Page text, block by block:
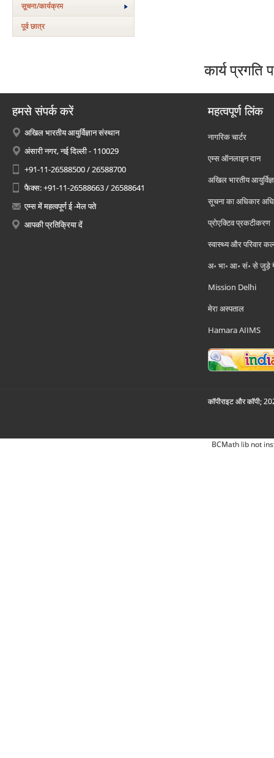
सूचना/कार्यक्रम
पूर्व छात्र
कार्य प्रगति
हमसे संपर्क करें
अखिल भारतीय आयुर्विज्ञान संस्थान
अंसारी नगर, नई दिल्ली - 110029
+91-11-26588500 / 26588700
फैक्स: +91-11-26588663 / 26588641
एम्स में महत्वपूर्ण ई -मेल पते
आपकी प्रतिक्रिया दें
महत्वपूर्ण लिंक
नागरिक चार्टर
एम्स ऑनलाइन दान
अखिल भारतीय
सूचना का अधिकार
प्रोएक्टिव प्रकटीकरण
स्वास्थ्य और परिवार
अ॰ भा॰ आ॰ सं॰ से जुड़े
Mission Delhi
मेरा अस्पताल
Hamara AIIMS
कॉपीराइट और कॉपी;
BCMath lib not